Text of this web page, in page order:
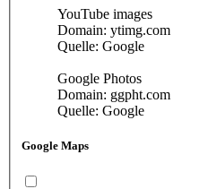
YouTube images
Domain: ytimg.com
Quelle: Google
Google Photos
Domain: ggpht.com
Quelle: Google
Google Maps